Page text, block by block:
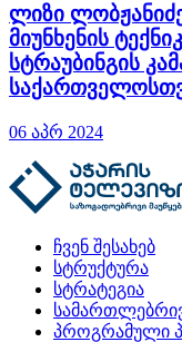
ლიზი
მიუნხენის
სტრაუბინგის
06 აპრ 2024
ჩვენ შესახებ
სტრუქტურა
სტრატეგია
პროგრამული